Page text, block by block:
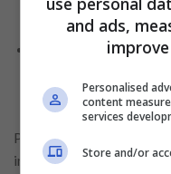
profissional em 2024!
Dicas valiosas
profissional
Para o cargo de
incluemhabilidades
and ads,
Personalised
content
services
Store and/or